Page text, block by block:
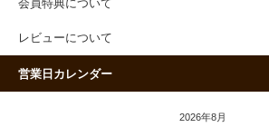
会員特典について
レビューについて
営業日カレンダー
2026年8月